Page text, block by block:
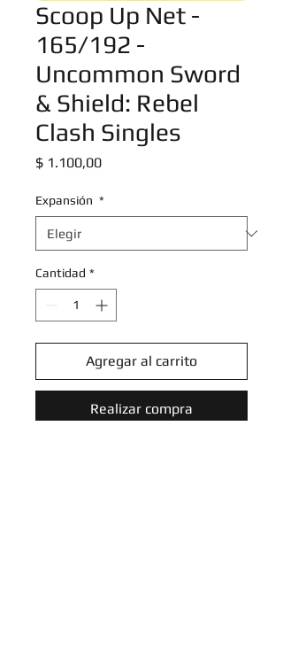
Scoop Up Net -
165/192 -
Uncommon Sword
& Shield: Rebel
Clash Singles
$ 1.100,00Precio
Expansión *
Cantidad *
Agregar al carrito
Realizar compra